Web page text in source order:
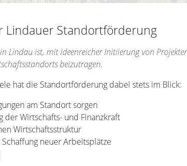
Lindauer Standortförderung
Lindau ist, mit ideenreicher Initiierung von
beizutragen.
hat die Standortförderung dabei stets im Blick:
am Standort sorgen
der Wirtschafts- und Finanzkraft
Wirtschaftsstruktur
neuer Arbeitsplätze